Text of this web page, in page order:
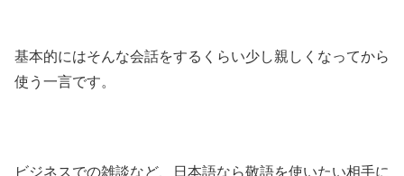
基本的にはそんな会話をするくらい少し親しくなってから
使う一言です。
ビジネスでの雑談など、日本語なら敬語を使いたい相手に